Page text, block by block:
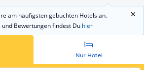
am häufigsten gebuchten Hotels an.
Bewertungen findest Du hier
Nur Hotel